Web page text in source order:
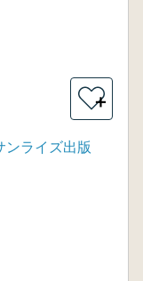
＋
ンライズ出版